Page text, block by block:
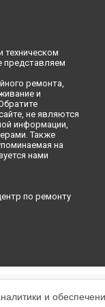
техническом
представляем
ремонта,
и
не являются
информации,
Также
на
нами
по ремонту
и